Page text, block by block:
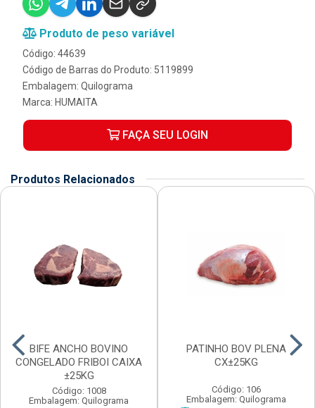
Produto de peso variável
Código: 44639
Código de Barras do Produto: 5119899
Embalagem: Quilograma
Marca: HUMAITA
FAÇA SEU LOGIN
Produtos Relacionados
BIFE ANCHO BOVINO
CONGELADO FRIBOI CAIXA
±25KG
Código: 1008
Embalagem: Quilograma
PATINHO BOV PLENA
CX±25KG
Código: 106
Embalagem: Quilograma